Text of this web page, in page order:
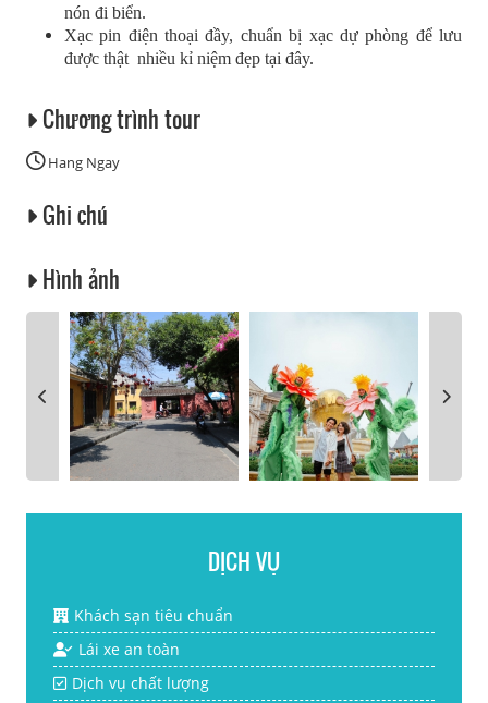
nón đi biển.
Xạc pin điện thoại đầy, chuẩn bị xạc dự phòng để lưu
được thật nhiều kỉ niệm đẹp tại đây.
Chương trình tour
Hang Ngay
Ghi chú
Hình ảnh
DỊCH VỤ
Khách sạn tiêu chuẩn
Lái xe an toàn
Dịch vụ chất lượng